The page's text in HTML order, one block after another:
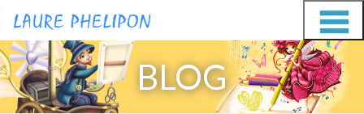
Aller
au
contenu
Aller
au
contenu
BLOG